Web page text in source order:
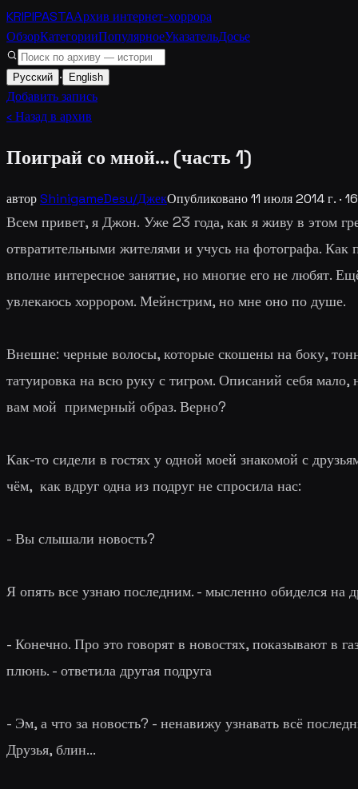
KRIPIPASTAАрхив интернет-хоррора
ОбзорКатегорииПопулярноеУказательДосье
Русский · English
Добавить запись
‹ Назад в архив
Поиграй со мной... (часть 1)
авторShinigameDesu/ДжекОпубликовано11 июля 2014 г. · 16
Всем привет, я Джон. Уже 23 года, как я живу в этом
отвратительными жителями и учусь на фотографа. Как
вполне интересное занятие, но многие его не любят.
увлекаюсь хоррором. Мейнстрим, но мне оно по душе.
Внешне: черные волосы, которые скошены на боку,
татуировка на всю руку с тигром. Описаний себя мало,
вам мой примерный образ. Верно?
Как-то сидели в гостях у одной моей знакомой с
чём, как вдруг одна из подруг не спросила нас:
- Вы слышали новость?
Я опять все узнаю последним. - мысленно обиделся на
- Конечно. Про это говорят в новостях, показывают в
плюнь. - ответила другая подруга
- Эм, а что за новость? - ненавижу узнавать всё
Друзья, блин...